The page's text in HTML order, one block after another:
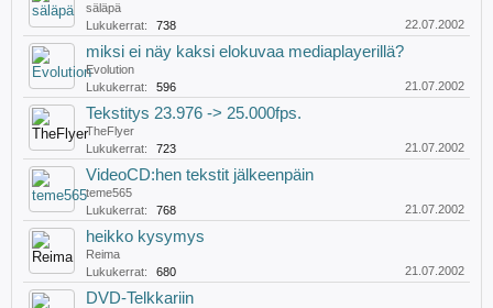
säläpä
Lukukerrat:
738 22.07.2002
miksi ei näy kaksi elokuvaa mediaplayerillä?
Evolution
Lukukerrat:
596 21.07.2002
Tekstitys 23.976 -> 25.000fps.
TheFlyer
Lukukerrat:
723 21.07.2002
VideoCD:hen tekstit jälkeenpäin
teme565
Lukukerrat:
768 21.07.2002
heikko kysymys
Reima
Lukukerrat:
680 21.07.2002
DVD-Telkkariin